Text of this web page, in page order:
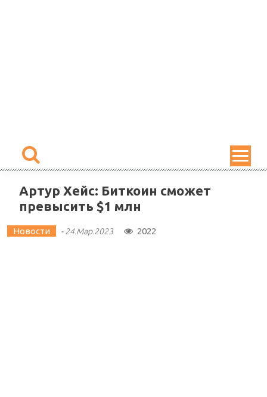
Артур Хейс: Биткоин сможет
превысить $1 млн
Новости -24.Мар.2023 2022